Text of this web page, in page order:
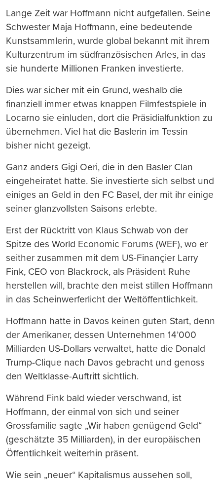
Lange Zeit war Hoffmann nicht aufgefallen. Seine
Schwester Maja Hoffmann, eine bedeutende
Kunstsammlerin, wurde global bekannt mit ihrem
Kulturzentrum im südfranzösischen Arles, in das
sie hunderte Millionen Franken investierte.
Dies war sicher mit ein Grund, weshalb die
finanziell immer etwas knappen Filmfestspiele in
Locarno sie einluden, dort die Präsidialfunktion zu
übernehmen. Viel hat die Baslerin im Tessin
bisher nicht gezeigt.
Ganz anders Gigi Oeri, die in den Basler Clan
eingeheiratet hatte. Sie investierte sich selbst und
einiges an Geld in den FC Basel, der mit ihr einige
seiner glanzvollsten Saisons erlebte.
Erst der Rücktritt von Klaus Schwab von der
Spitze des World Economic Forums (WEF), wo er
seither zusammen mit dem US-Finançier Larry
Fink, CEO von Blackrock, als Präsident Ruhe
herstellen will, brachte den meist stillen Hoffmann
in das Scheinwerferlicht der Weltöffentlichkeit.
Hoffmann hatte in Davos keinen guten Start, denn
der Amerikaner, dessen Unternehmen 14’000
Milliarden US-Dollars verwaltet, hatte die Donald
Trump-Clique nach Davos gebracht und genoss
den Weltklasse-Auftritt sichtlich.
Während Fink bald wieder verschwand, ist
Hoffmann, der einmal von sich und seiner
Grossfamilie sagte „Wir haben genügend Geld“
(geschätzte 35 Milliarden), in der europäischen
Öffentlichkeit weiterhin präsent.
Wie sein „neuer“ Kapitalismus aussehen soll,